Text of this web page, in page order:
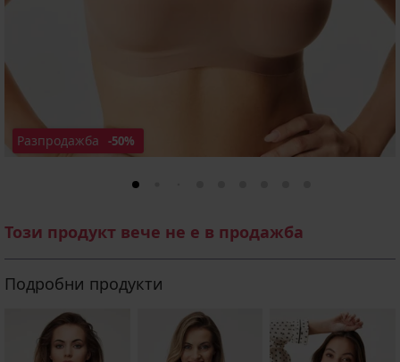
Разпродажба -50%
Този продукт вече не е в продажба
Подробни продукти